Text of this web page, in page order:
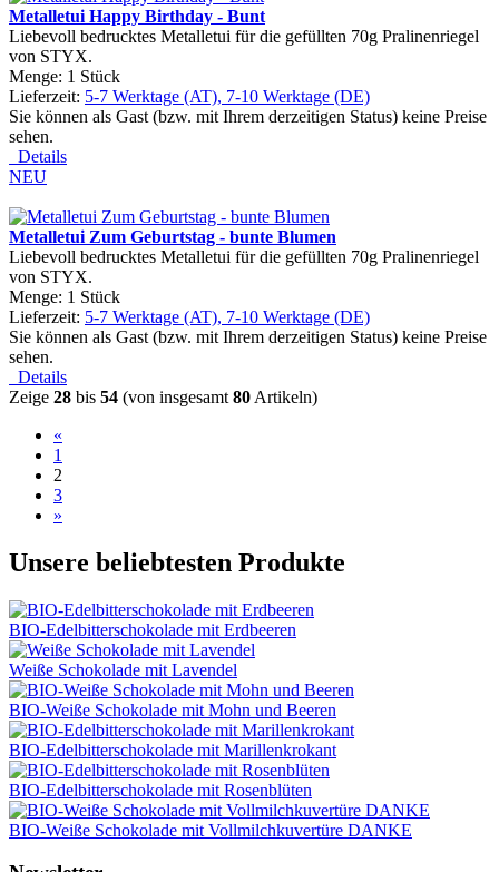
Metalletui Happy Birthday - Bunt
Liebevoll bedrucktes Metalletui für die gefüllten 70g Pralinenriegel
von STYX.
Menge: 1 Stück
Lieferzeit: 5-7 Werktage (AT), 7-10 Werktage (DE)
Sie können als Gast (bzw. mit Ihrem derzeitigen Status) keine Preise
sehen.
Details
NEU
Metalletui Zum Geburtstag - bunte Blumen
Liebevoll bedrucktes Metalletui für die gefüllten 70g Pralinenriegel
von STYX.
Menge: 1 Stück
Lieferzeit: 5-7 Werktage (AT), 7-10 Werktage (DE)
Sie können als Gast (bzw. mit Ihrem derzeitigen Status) keine Preise
sehen.
Details
Zeige 28 bis 54 (von insgesamt 80 Artikeln)
«
1
2
3
»
Unsere beliebtesten Produkte
BIO-Edelbitterschokolade mit Erdbeeren
Weiße Schokolade mit Lavendel
BIO-Weiße Schokolade mit Mohn und Beeren
BIO-Edelbitterschokolade mit Marillenkrokant
BIO-Edelbitterschokolade mit Rosenblüten
BIO-Weiße Schokolade mit Vollmilchkuvertüre DANKE